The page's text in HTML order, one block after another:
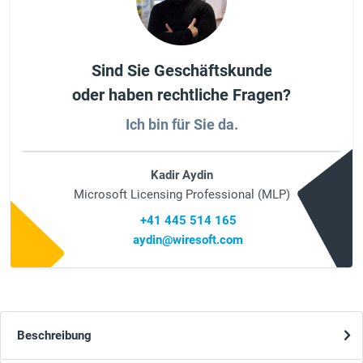
Sind Sie Geschäftskunde
oder haben rechtliche Fragen?
Ich bin für Sie da.
Kadir Aydin
Microsoft Licensing Professional (MLP)
+41 445 514 165
aydin@wiresoft.com
Beschreibung